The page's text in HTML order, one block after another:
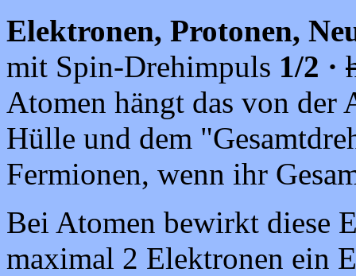
Elektronen, Protonen,
mit Spin-Drehimpuls 1/2 ·
Atomen hängt das von der
Hülle und dem
Fermionen, wenn ihr
Bei Atomen bewirkt diese
maximal 2 Elektronen ein